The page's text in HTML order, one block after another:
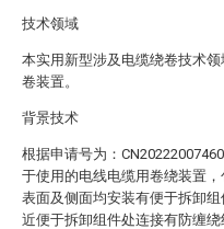
技术领域
本实用新型涉及电缆绕卷技术
卷装置。
背景技术
根据申请号为：
于使用的电线电缆用卷绕装置
表面及侧面均安装有便于拆卸
近便于拆卸组件处连接有防缠